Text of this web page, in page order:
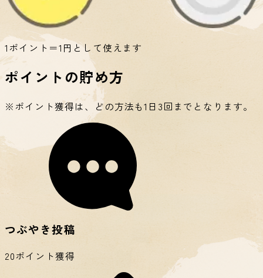
1ポイント＝1円として使えます
ポイントの貯め方
※ポイント獲得は、どの方法も1日3回までとなります。
つぶやき投稿
20ポイント獲得